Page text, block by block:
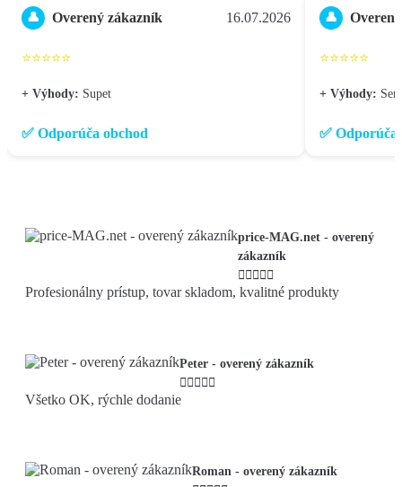
👤 Overený zákazník 16.07.2026
⭐⭐⭐⭐⭐
+ Výhody: Supet
✅ Odporúča obchod
👤
⭐⭐⭐⭐⭐
+ Výhody:
✅ Odporúča
price-MAG.net - overený
zákazník
    
Profesionálny prístup, tovar skladom, kvalitné produkty
Peter - overený zákazník
    
Všetko OK, rýchle dodanie
Roman - overený zákazník